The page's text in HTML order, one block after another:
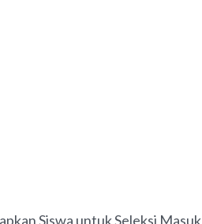
Siswa untuk Seleksi Masuk